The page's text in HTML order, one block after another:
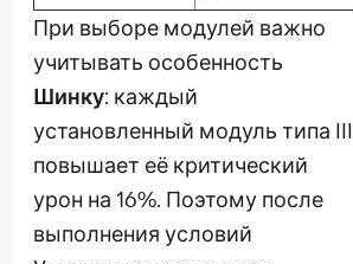
При выборе модулей важно
учитывать особенность
Шинку: каждый
установленный модуль типа III
повышает её критический
урон на 16%. Поэтому после
выполнения условий